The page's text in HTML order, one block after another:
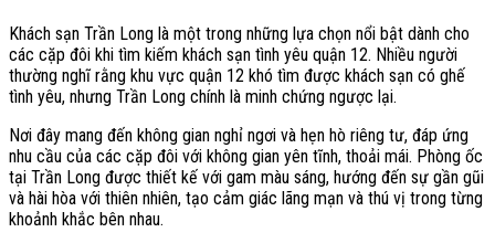
Khách sạn Trần Long là một trong những lựa chọn nổi bật dành cho
các cặp đôi khi tìm kiếm khách sạn tình yêu quận 12. Nhiều người
thường nghĩ rằng khu vực quận 12 khó tìm được khách sạn có ghế
tình yêu, nhưng Trần Long chính là minh chứng ngược lại.
Nơi đây mang đến không gian nghỉ ngơi và hẹn hò riêng tư, đáp ứng
nhu cầu của các cặp đôi với không gian yên tĩnh, thoải mái. Phòng ốc
tại Trần Long được thiết kế với gam màu sáng, hướng đến sự gần gũi
và hài hòa với thiên nhiên, tạo cảm giác lãng mạn và thú vị trong từng
khoảnh khắc bên nhau.